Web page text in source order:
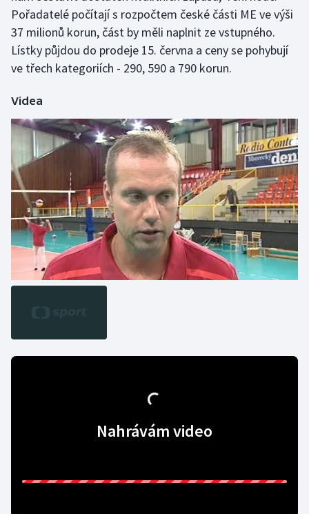
Stolní tenis
Triatlon
Veslování
Vodní slalom
Volejbal
Pořadatelé počítají s rozpočtem české části ME ve výši
37 milionů korun, část by měli naplnit ze vstupného.
Lístky půjdou do prodeje 15. června a ceny se pohybují
ve třech kategoriích - 290, 590 a 790 korun.
Videa
Nahrávám video